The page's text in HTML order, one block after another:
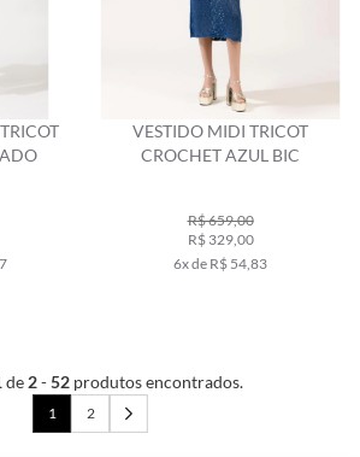
VESTIDO MIDI TRICOT
CROCHET AZUL BIC
R$ 659,00
R$ 329,00
6x de R$ 54,83
de 2-52produtos encontrados.
1 2